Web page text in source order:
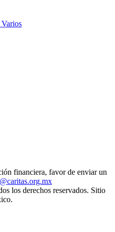
financiera, favor de enviar un
los derechos reservados. Sitio